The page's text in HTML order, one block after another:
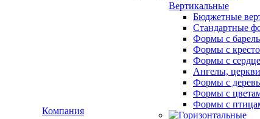
Компания
Вертикальные
Бюджетные
Стандартные
Формы с
Формы с
Формы с
Ангелы,
Формы с
Формы с
Формы с